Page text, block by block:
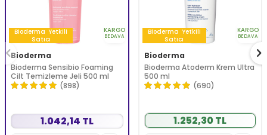
Bioderma Yetkili
Satıcı
KARGO
BEDAVA
Bioderma
Bioderma Sensibio Foaming
Cilt Temizleme Jeli 500 ml
(898)
1.042,14 TL
Bioderma Yetkili
Satıcı
KARGO
BEDAVA
Bioderma
Bioderma Atoderm Krem Ultra
500 ml
(690)
1.252,30 TL